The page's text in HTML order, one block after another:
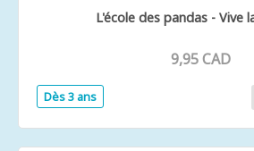
L'école des pandas - Vive
9,95 CAD
Dès 3 ans